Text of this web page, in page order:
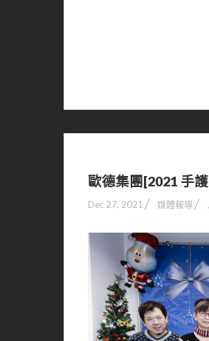
歐德集團[2021 手
Dec 27, 2021 媒體報導